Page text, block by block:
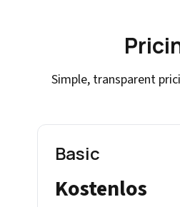
Simple, transparent
Basic
Kostenlos